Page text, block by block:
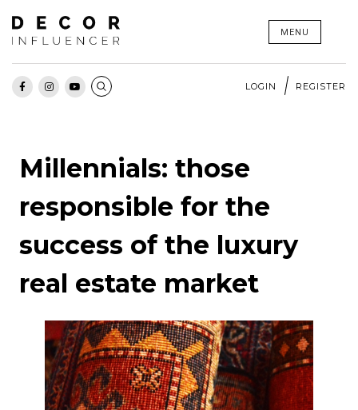
Skip
content
MENU
LOGIN REGISTER
Millennials: those
responsible for the
success of the luxury
real estate market